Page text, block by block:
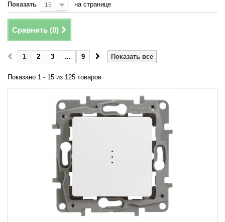
Показать 15 на странице
Сравнить (0)
Показать все
1 2 3 ... 9
Показано 1 - 15 из 125 товаров